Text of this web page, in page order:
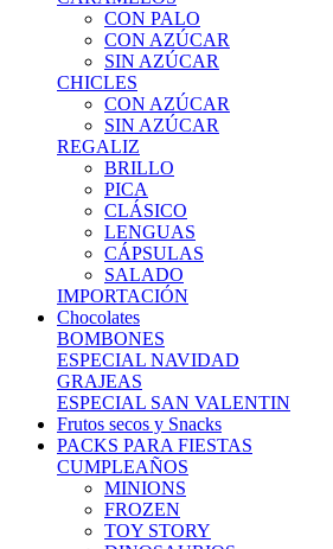
CON PALO
CON AZÚCAR
SIN AZÚCAR
CHICLES
CON AZÚCAR
SIN AZÚCAR
REGALIZ
BRILLO
PICA
CLÁSICO
LENGUAS
CÁPSULAS
SALADO
IMPORTACIÓN
Chocolates
BOMBONES
ESPECIAL NAVIDAD
GRAJEAS
ESPECIAL SAN VALENTIN
Frutos secos y Snacks
PACKS PARA FIESTAS
CUMPLEAÑOS
MINIONS
FROZEN
TOY STORY